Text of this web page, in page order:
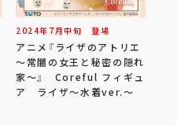
2024年 7 月中旬 登場
アニメ『ライザのアトリエ
～常闇の女王と秘密の隠れ
家～』 Coreful フィギュ
ア ライザ～水着ver.～